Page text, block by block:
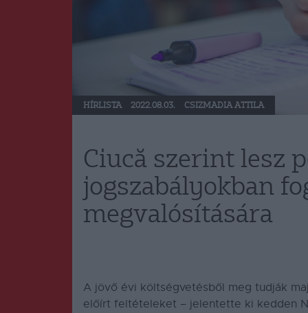
HÍRLISTA 2022.08.03. CSIZMADIA ATTILA
Ciucă szerint lesz
jogszabályokban
megvalósítására
A jövő évi költségvetésből meg tudják
előírt feltételeket – jelentette ki kedden